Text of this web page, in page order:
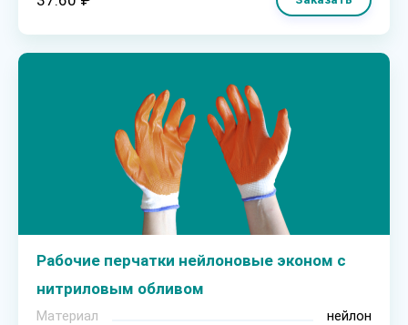
Рабочие перчатки нейлоновые эконом с
нитриловым обливом
Материал
нейлон